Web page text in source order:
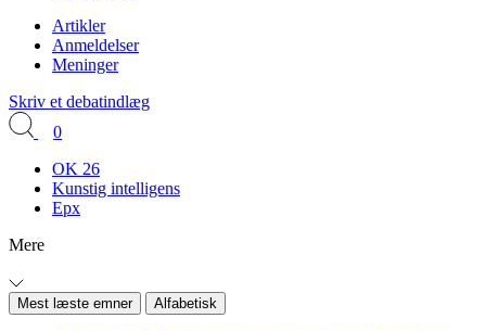
Artikler
Anmeldelser
Meninger
Skriv et debatindlæg
0
OK 26
Kunstig intelligens
Epx
Mere
Mest læste emner Alfabetisk